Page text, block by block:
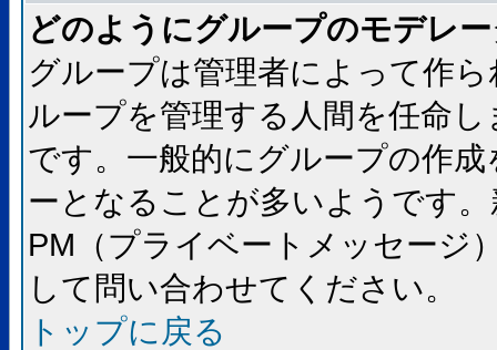
どのようにグループのモデレ
グループは管理者によって作
ループを管理する人間を任命
です。一般的にグループの作
ーとなることが多いようです
PM（プライベートメッセージ
して問い合わせてください。
トップに戻る